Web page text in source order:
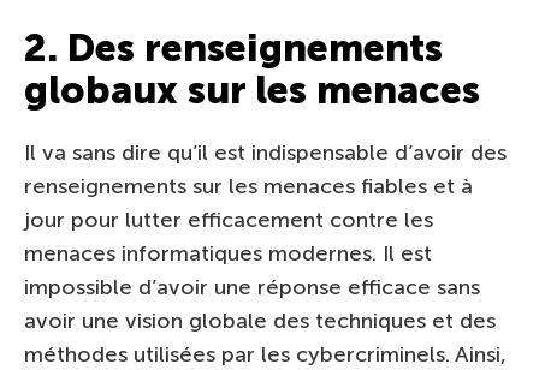
2. Des renseignements
globaux sur les menaces
Il va sans dire qu’il est indispensable d’avoir des
renseignements sur les menaces fiables et à
jour pour lutter efficacement contre les
menaces informatiques modernes. Il est
impossible d’avoir une réponse efficace sans
avoir une vision globale des techniques et des
méthodes utilisées par les cybercriminels. Ainsi,